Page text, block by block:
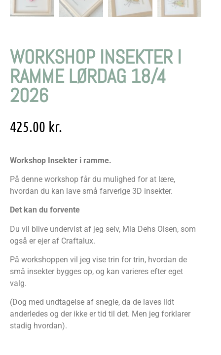
WORKSHOP INSEKTER I
RAMME LØRDAG 18/4
2026
425.00 kr.
Workshop Insekter i ramme.
På denne workshop får du mulighed for at lære,
hvordan du kan lave små farverige 3D insekter.
Det kan du forvente
Du vil blive undervist af jeg selv, Mia Dehs Olsen, som
også er ejer af Craftalux.
På workshoppen vil jeg vise trin for trin, hvordan de
små insekter bygges op, og kan varieres efter eget
valg.
(Dog med undtagelse af snegle, da de laves lidt
anderledes og der ikke er tid til det. Men jeg forklarer
stadig hvordan).